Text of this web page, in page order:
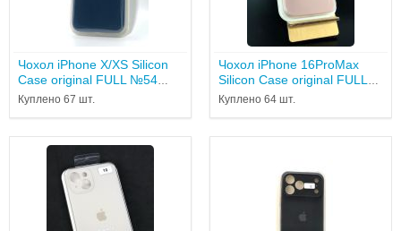
Чохол iPhone X/XS Silicon
Case original FULL №54
Blue cobalt...
Куплено 67 шт.
Чохол iPhone 16ProMax
Silicon Case original FULL
Camera №19 pink sand...
Куплено 64 шт.